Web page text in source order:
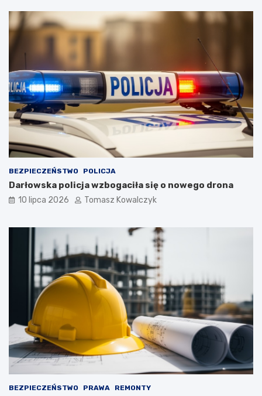
BEZPIECZEŃSTWO POLICJA
Darłowska policja wzbogaciła się o nowego drona
10 lipca 2026 Tomasz Kowalczyk
BEZPIECZEŃSTWO PRAWA REMONTY